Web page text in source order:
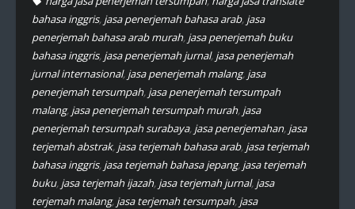
bahasa inggris, jasa penerjemah bahasa arab, jasa
penerjemah bahasa arab murah, jasa penerjemah buku
bahasa inggris, jasa penerjemah jurnal, jasa penerjemah
jurnal internasional, jasa penerjemah malang, jasa
penerjemah tersumpah, jasa penerjemah tersumpah
malang, jasa penerjemah tersumpah murah, jasa
penerjemah tersumpah surabaya, jasa penerjemahan, jasa
terjemah abstrak, jasa terjemah bahasa arab, jasa terjemah
bahasa inggris, jasa terjemah bahasa jepang, jasa terjemah
buku, jasa terjemah ijazah, jasa terjemah jurnal, jasa
terjemah malang, jasa terjemah tersumpah, jasa